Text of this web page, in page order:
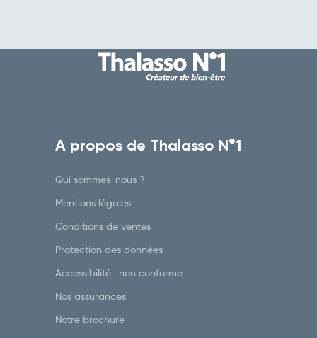
A propos de Thalasso N°1
Qui sommes-nous ?
Mentions légales
Conditions de ventes
Protection des données
Accessibilité : non conforme
Nos assurances
Notre brochure